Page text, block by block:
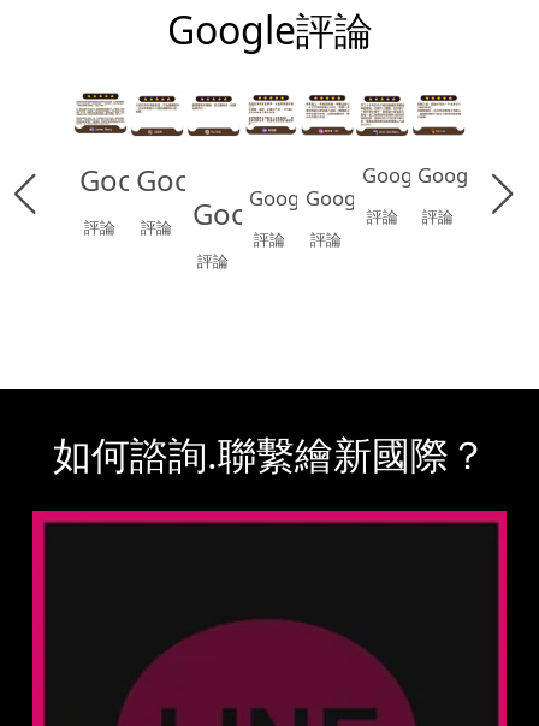
Google評論
Google
評論
Google
評論 Google
評論
Google
評論
Google
評論
Google
評論
Google
評論
如何諮詢.聯繫繪新國際？